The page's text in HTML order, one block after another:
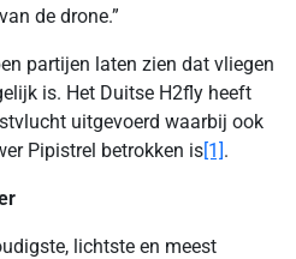
de drone.”
partijen laten zien dat vliegen
is. Het Duitse H2fly heeft
uitgevoerd waarbij ook
Pipistrel betrokken is[1].
lichtste en meest